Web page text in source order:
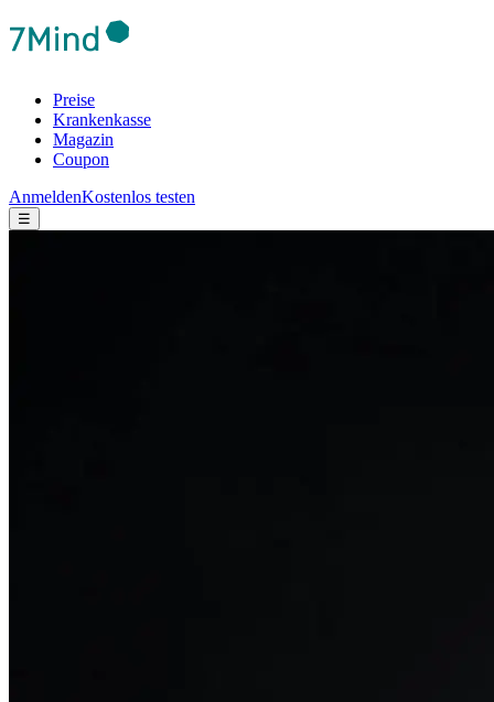
Preise
Krankenkasse
Magazin
Coupon
AnmeldenKostenlos testen
☰